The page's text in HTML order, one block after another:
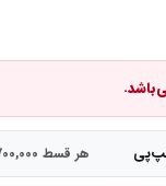
هر قسط 1,700,000 تومان